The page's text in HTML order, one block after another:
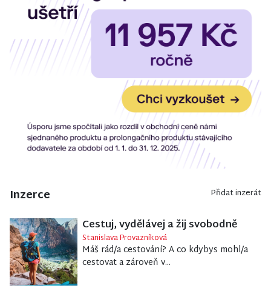
Inzerce Přidat inzerát
Cestuj, vydělávej a žij svobodně
Stanislava Provazníková
Máš rád/a cestování? A co kdybys mohl/a
cestovat a zároveň v...